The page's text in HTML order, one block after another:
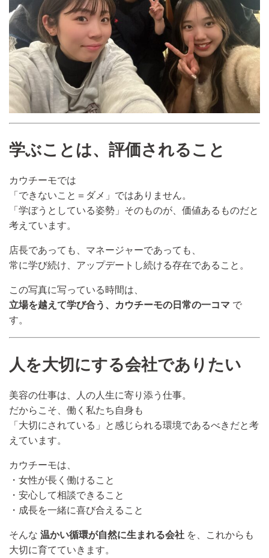
学ぶことは、評価されること
カウチーモでは
「できないこと＝ダメ」ではありません。
「学ぼうとしている姿勢」そのものが、価値あるものだと
考えています。
店長であっても、マネージャーであっても、
常に学び続け、アップデートし続ける存在であること。
この写真に写っている時間は、
立場を越えて学び合う、カウチーモの日常の一コマ で
す。
人を大切にする会社でありたい
美容の仕事は、人の人生に寄り添う仕事。
だからこそ、働く私たち自身も
「大切にされている」と感じられる環境であるべきだと考
えています。
カウチーモは、
・女性が長く働けること
・安心して相談できること
・成長を一緒に喜び合えること
そんな 温かい循環が自然に生まれる会社 を、これからも
大切に育てていきます。